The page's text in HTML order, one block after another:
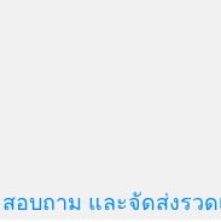
สอบถาม และจัดส่งร